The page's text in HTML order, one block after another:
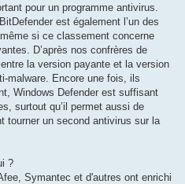
pour un programme antivirus.
est également l’un des
si ce classement concerne
D’après nos confrères de
la version payante et la version
malware. Encore une fois, ils
Windows Defender est suffisant
surtout qu’il permet aussi de
tourner un second antivirus sur la
?
Symantec et d'autres ont enrichi